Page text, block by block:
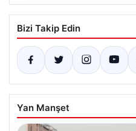
Bizi Takip Edin
Yan Manşet